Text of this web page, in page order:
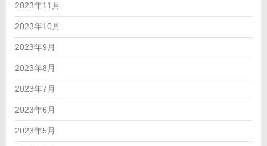
2023年11月
2023年10月
2023年9月
2023年8月
2023年7月
2023年6月
2023年5月